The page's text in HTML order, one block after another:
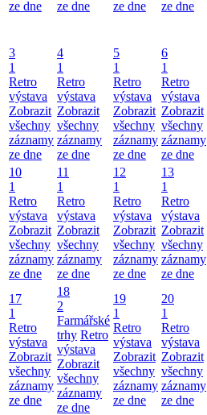
ze dne
ze dne
ze dne
ze dne
3
1
Retro
výstava
Zobrazit
všechny
záznamy
ze dne
4
1
Retro
výstava
Zobrazit
všechny
záznamy
ze dne
5
1
Retro
výstava
Zobrazit
všechny
záznamy
ze dne
6
1
Retro
výstava
Zobrazit
všechny
záznamy
ze dne
10
1
Retro
výstava
Zobrazit
všechny
záznamy
ze dne
11
1
Retro
výstava
Zobrazit
všechny
záznamy
ze dne
12
1
Retro
výstava
Zobrazit
všechny
záznamy
ze dne
13
1
Retro
výstava
Zobrazit
všechny
záznamy
ze dne
17
1
Retro
výstava
Zobrazit
všechny
záznamy
ze dne
18
2
Farmářské
trhy Retro
výstava
Zobrazit
všechny
záznamy
ze dne
19
1
Retro
výstava
Zobrazit
všechny
záznamy
ze dne
20
1
Retro
výstava
Zobrazit
všechny
záznamy
ze dne